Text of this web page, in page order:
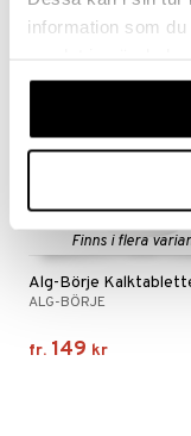
information som
våra cookies vid
Finns i flera
Alg-Börje
ALG-BÖRJE
fr. 149 kr